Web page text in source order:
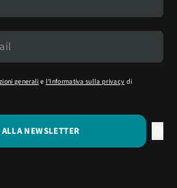
generali e l'Informativa sulla privacy di